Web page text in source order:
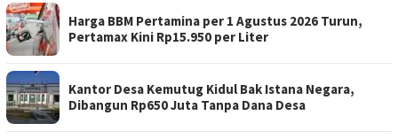
Harga BBM Pertamina per 1 Agustus 2026 Turun,
Pertamax Kini Rp15.950 per Liter
Kantor Desa Kemutug Kidul Bak Istana Negara,
Dibangun Rp650 Juta Tanpa Dana Desa